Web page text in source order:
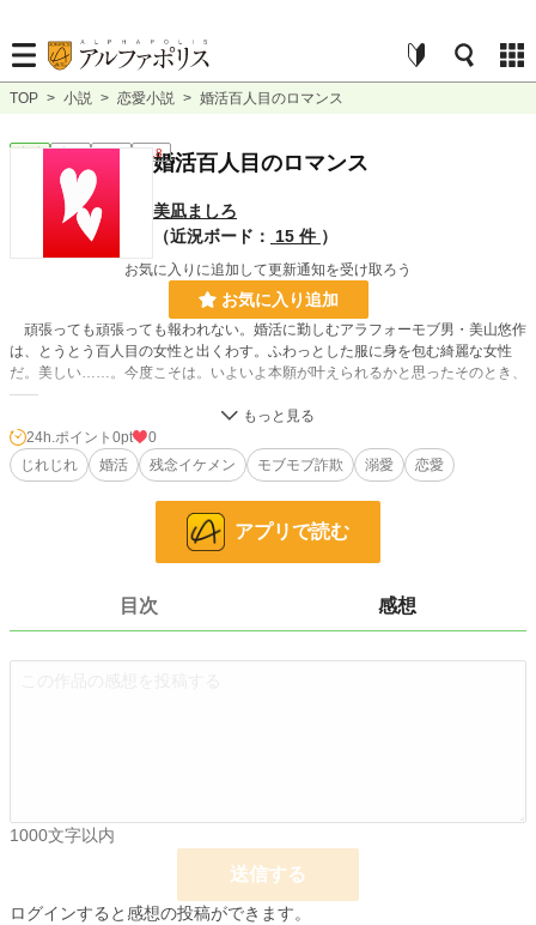
TOP > 小説 > 恋愛小説 > 婚活百人目のロマンス
完結 長編 R18婚活百人目のロマンス
美凪ましろ
（近況ボード：
15 件 ）
お気に入りに追加して更新通知を受け取ろう
お気に入り追加
頑張っても頑張っても報われない。婚活に勤しむアラフォーモブ男・美山悠作
は、とうとう百人目の女性と出くわす。ふわっとした服に身を包む綺麗な女性
だ。美しい……。今度こそは。いよいよ本願が叶えられるかと思ったそのとき、
――
「美山さん。てかあなたいろいろありえない。いまから言うこと耳かっぽじって
聞いて？」
結婚を望むはずの美女に駄目出しをされ――いろいろエロエロ調教され、まさ
かの美青年に生まれ変わり、真の愛に狂わされる展開が待っていた。
■本番行為を含む話には『＊』マークをつけています。
■『ムーンライトノベルズ』と『アルファポリス』で同じ内容を投稿していま
■目次下部に拍手ボタンを設置しております。拍手コメントに対する返信は、
況ボード』にてさせて頂いております。
■2019.09.15～10.20毎日更新にて完結。全36話。
24h.ポイント 0pt
0
じれじれ
婚活 残念イケメン モブモブ詐欺 溺愛 恋愛
アプリで読む
目次 感想
1000文字以内
送信する
ログインすると感想の投稿ができます。